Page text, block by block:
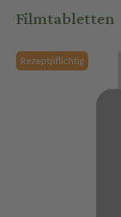
Filmtabletten
Rezeptpflichtig